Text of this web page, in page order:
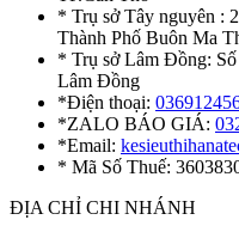
* Trụ sở Tây nguyên :
Thành Phố Buôn Ma
* Trụ sở Lâm Đồng:
Lâm Đồng
*Điện thoại:
*ZALO BÁO GIÁ:
*Email:
* Mã Số Thuế:
ĐỊA CHỈ CHI NHÁNH